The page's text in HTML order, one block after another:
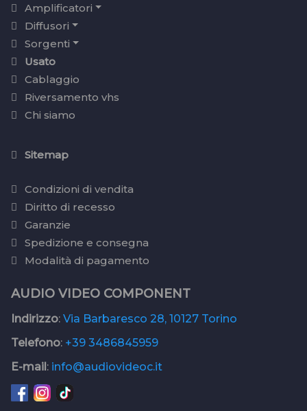
Amplificatori
Diffusori
Sorgenti
Usato
Cablaggio
Riversamento vhs
Chi siamo
Sitemap
Condizioni di vendita
Diritto di recesso
Garanzie
Spedizione e consegna
Modalità di pagamento
AUDIO VIDEO COMPONENT
Indirizzo: Via Barbaresco 28, 10127 Torino
Telefono: +39 3486845959
E-mail: info@audiovideoc.it